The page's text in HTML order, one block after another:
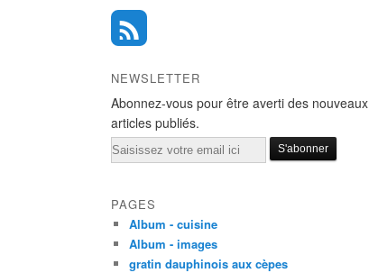
NEWSLETTER
Abonnez-vous pour être averti des nouveaux
articles publiés.
Email
PAGES
Album - cuisine
Album - images
gratin dauphinois aux cèpes